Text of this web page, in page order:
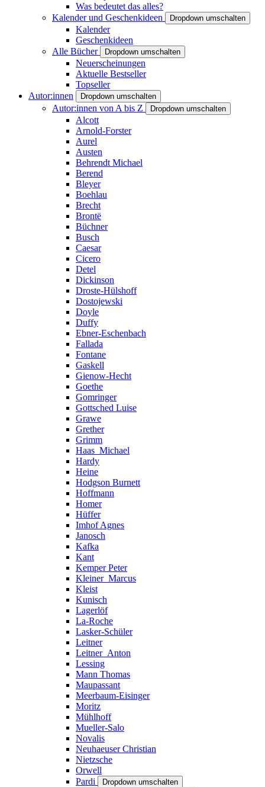
Was bedeutet das alles?
Kalender und Geschenkideen
Dropdown umschalten
Kalender
Geschenkideen
Alle Bücher
Dropdown umschalten
Neuerscheinungen
Aktuelle Bestseller
Topseller
Autor:innen
Dropdown umschalten
Autor:innen von A bis Z Dropdown umschalten
Alcott
Arnold-Forster
Aurel
Austen
Behrendt Michael
Berend
Bleyer
Boehlau
Brecht
Brontë
Büchner
Busch
Caesar
Cicero
Detel
Dickinson
Droste-Hülshoff
Dostojewski
Doyle
Duffy
Ebner-Eschenbach
Fallada
Fontane
Gaskell
Gienow-Hecht
Goethe
Gomringer
Gottsched Luise
Grawe
Grether
Grimm
Haas_Michael
Hardy
Heine
Hodgson Burnett
Hoffmann
Homer
Hüffer
Imhof Agnes
Janosch
Kafka
Kant
Kemper Peter
Kleiner_Marcus
Kleist
Kunisch
Lagerlöf
La-Roche
Lasker-Schüler
Leitner
Leitner_Anton
Lessing
Mann Thomas
Maupassant
Meerbaum-Eisinger
Moritz
Mühlhoff
Mueller-Salo
Novalis
Neuhaeuser Christian
Nietzsche
Orwell
Pardi
Dropdown umschalten